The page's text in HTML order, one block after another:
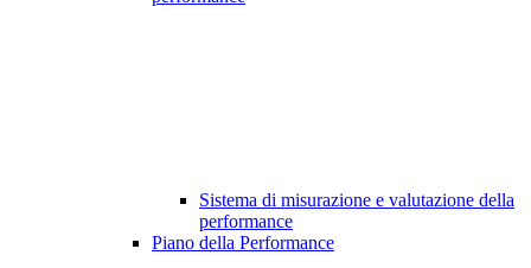
Sistema di misurazione e valutazione della
performance
Piano della Performance